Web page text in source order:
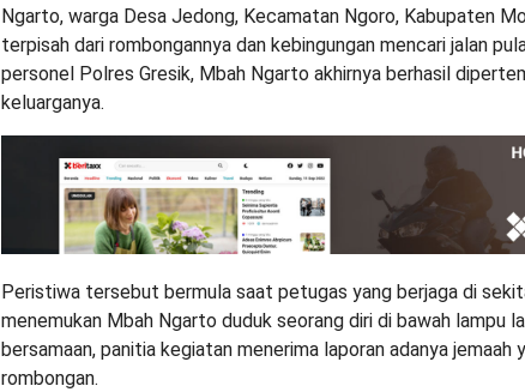
Ngarto, warga Desa Jedong, Kecamatan Ngoro, Kabupaten
terpisah dari rombongannya dan kebingungan mencari jalan
personel Polres Gresik, Mbah Ngarto akhirnya berhasil
keluarganya.
Peristiwa tersebut bermula saat petugas yang berjaga di
menemukan Mbah Ngarto duduk seorang diri di bawah lampu
bersamaan, panitia kegiatan menerima laporan adanya jemaah
rombongan.